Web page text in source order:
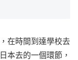
在時間到達學校去
本去的一個環節，